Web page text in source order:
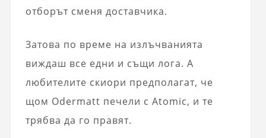
отборът сменя доставчика.
Затова по време на излъчванията
виждаш все едни и същи лога. А
любителите скиори предполагат, че
щом Odermatt печели с Atomic, и те
трябва да го правят.